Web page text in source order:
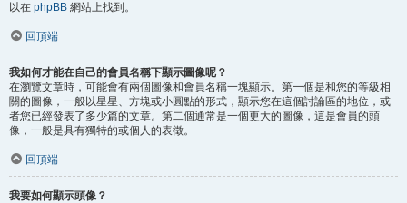
以在 phpBB 網站上找到。
回頂端
我如何才能在自己的會員名稱下顯示圖像呢？
在瀏覽文章時，可能會有兩個圖像和會員名稱一塊顯示。第一個是和您的等級相
關的圖像，一般以星星、方塊或小圓點的形式，顯示您在這個討論區的地位，或
者您已經發表了多少篇的文章。第二個通常是一個更大的圖像，這是會員的頭
像，一般是具有獨特的或個人的表徵。
回頂端
我要如何顯示頭像？